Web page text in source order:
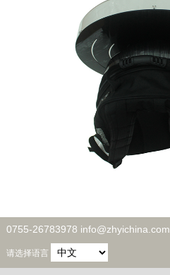
0755-26783978 info@zhyichina.com
请选择语言